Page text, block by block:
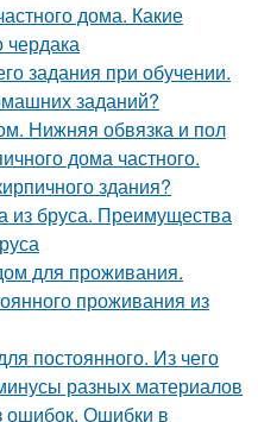
дома. Какие
чердака
задания при обучении.
заданий?
Нижняя обвязка и пол
дома частного.
здания?
из бруса. Преимущества
для проживания.
проживания из
постоянного. Из чего
разных материалов
Ошибки в